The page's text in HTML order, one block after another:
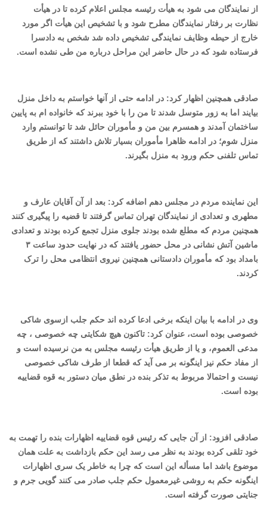
از نمایندگان می شود به هیأت رئیسه مجلس اعلام کرده تا در هیأت
نظارت بر رفتار نمایندگان مطرح شود و با تشخیص این هیأت اگر مورد
خارج از حیطه وظایف نمایندگی تشخیص داده شد شخص به دادسرا
فرستاده شود که در حال حاضر این مراحل درباره من طی نشده است.
صادقی همچنین اظهار کرد: در ادامه حتی از آنها خواستم به داخل منزل
بیایند اما به زور متوسل شدند تا من را با خود ببرند که خانواده ام به پایین
ساختمان آمدند و همسرم بین من و مأموران حائل شد تا توانستم وارد
منزل شوم؛ در ادامه ظاهرا مأموران بسیار تلاش داشتند که از طریق
تماس تلفنی حکم ورود به منزل بگیرند.
این نماینده مردم در مجلس دهم اضافه کرد: بعد از آن آقایان عارف و
مطهری و تعدادی از نمایندگان تهران تماس گرفتند تا قضیه را پیگیری کنند
همچنین مردم که مطلع شده بودند جلوی منزل تجمع کرده بودند و تعدادی
ماشین آتش نشانی در محل حضور یافتند که در نهایت حدود ساعت ۳
بامداد بود که مأموران دادستانی همچنین نیروی انتظامی محل را ترک
کردند.
وی در ادامه با بیان اینکه برخی ادعا کرده اند حکم جلب ازسوی شاکی
خصوصی بوده است، عنوان کرد: تاکنون هیچ شکایتی چه خصوصی ، چه
مدعی العموم، و یا از طریق هیأت رئیسه مجلس به من نرسیده است و
از مفاد حکم نیز اینگونه بر می آید که قطعا از طرف شاکی خصوصی
نیست و احتمالا مربوط به تذکر بنده در نطق میان دستور به قوه قضاییه
بوده است.
صادقی افزود: از آن جایی که رئیس قوه قضاییه اظهارات بنده را تهمت به
خود تلقی کرده بودند به نظر می رسد این حکم بازداشت به علت همان
موضوع باشد اما مسأله این است که چرا به خاطر یک سری اظهارات
اینگونه حکم به روشی غیرمعمول حکم جلب صادر می کنند گویی جرم و
جنایتی صورت گرفته است.